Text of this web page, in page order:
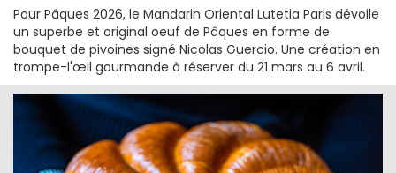
Pour Pâques 2026, le Mandarin Oriental Lutetia Paris dévoile
un superbe et original oeuf de Pâques en forme de
bouquet de pivoines signé Nicolas Guercio. Une création en
trompe-l'œil gourmande à réserver du 21 mars au 6 avril.